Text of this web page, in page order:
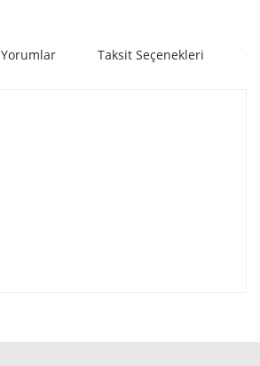
Yorumlar Taksit Seçenekleri